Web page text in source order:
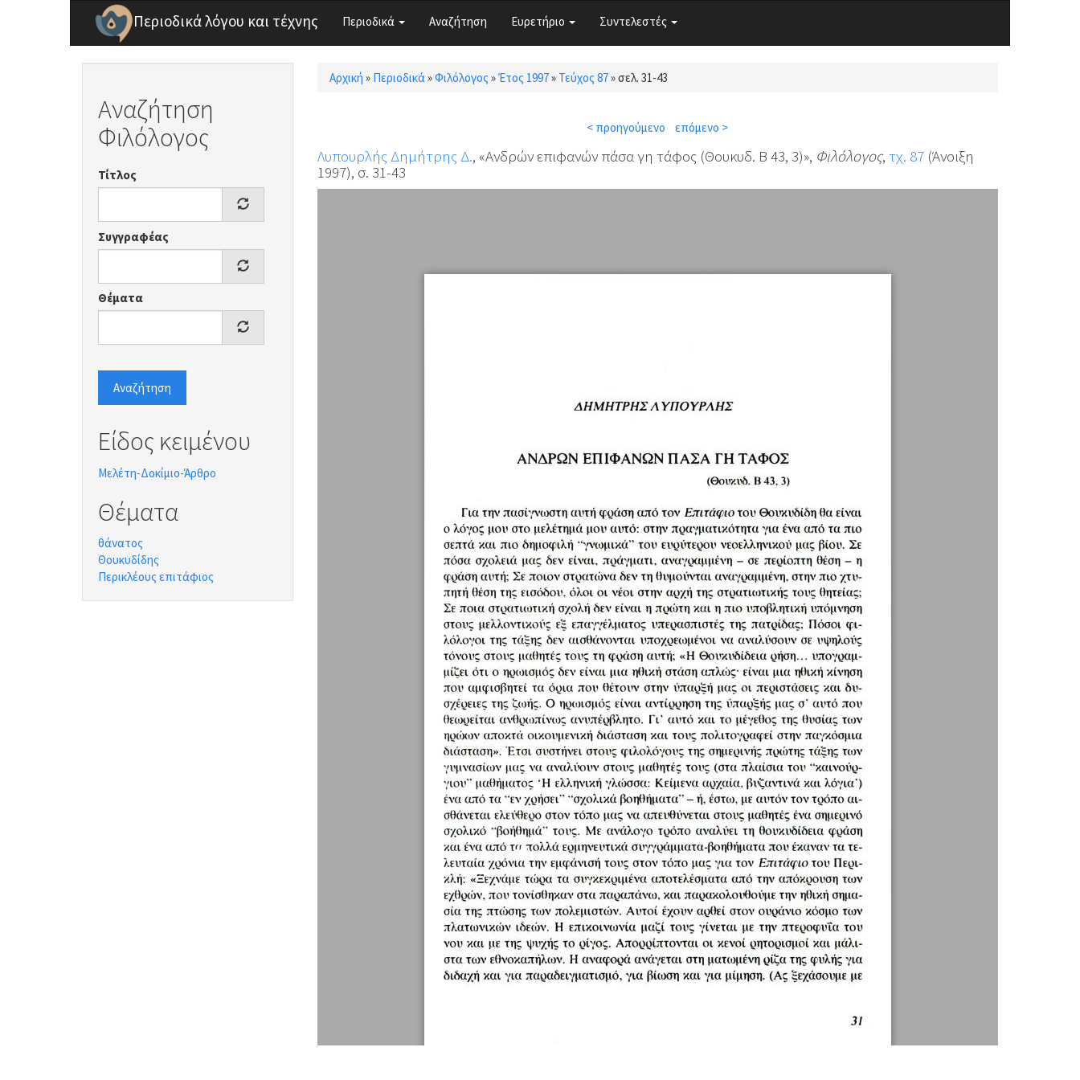
Παράκαμψη προς το κυρίως περιεχόμενο
Περιοδικά λόγου και τέχνης Περιοδικά Αναζήτηση Ευρετήριο Συντελεστές
Αναζήτηση
Φιλόλογος
Τίτλος
Συγγραφέας
Θέματα
Αναζήτηση
Είδος κειμένου
Μελέτη-Δοκίμιο-Άρθρο
Θέματα
θάνατος
Θουκυδίδης
Περικλέους επιτάφιος
Είστε εδώ
Αρχική » Περιοδικά»Φιλόλογος »Έτος 1997» Τεύχος 87»σελ. 31-43
< προηγούμενο επόμενο >
Λυπουρλής Δημήτρης Δ., «Ανδρών επιφανών πάσα γη τάφος (Θουκυδ. Β 43, 3)», Φιλόλογος, τχ. 87(Άνοιξη
1997), σ. 31-43